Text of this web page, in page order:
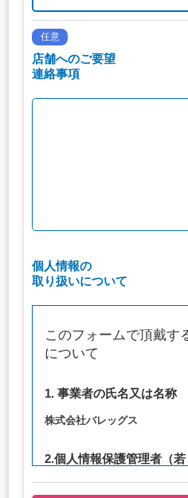
任意
店舗へのご要望
連絡事項
個人情報の
取り扱いについて
このフォームで頂戴す
について
1. 事業者の氏名又は名称
株式会社バレッグス
2.個人情報保護管理者（